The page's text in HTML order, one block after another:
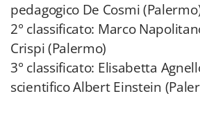
pedagogico De Cosmi
2° classificato: Marco
Crispi (Palermo)
3° classificato: Elisabetta
scientifico Albert Einstein